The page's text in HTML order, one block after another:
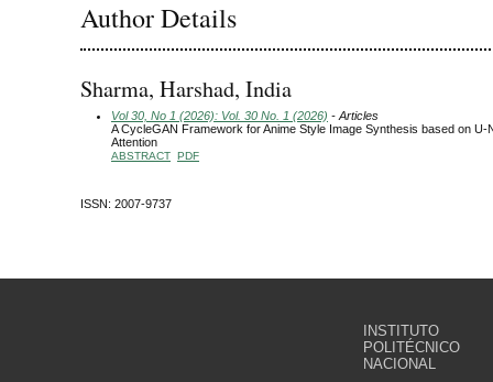
Author Details
Sharma, Harshad, India
Vol 30, No 1 (2026): Vol. 30 No. 1 (2026) - Articles
A CycleGAN Framework for Anime Style Image Synthesis based on U-
Attention
ABSTRACT PDF
ISSN: 2007-9737
INSTITUTO
POLITÉCNICO
NACIONAL